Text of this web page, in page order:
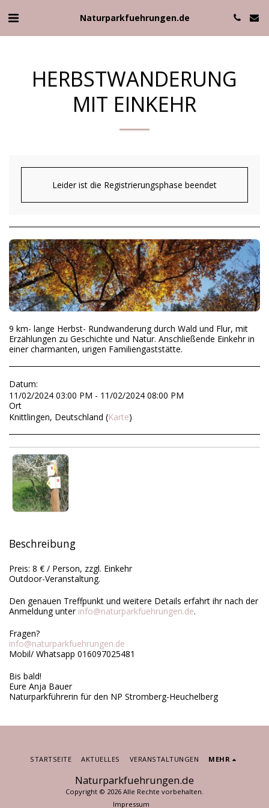
Naturparkfuehrungen.de
HERBSTWANDERUNG
MIT EINKEHR
Leider ist die Registrierungsphase beendet
9 km- lange Herbst- Rundwanderung durch Wald und Flur, mit
Erzählungen zu Geschichte und Natur. Anschließende Einkehr in
einer charmanten, urigen Familiengaststätte.
Datum:
11/02/2024 03:00 PM - 11/02/2024 08:00 PM
Ort
Knittlingen, Deutschland (Karte)
Beschreibung
Preis: 8 € / Person, zzgl. Einkehr
Outdoor-Veranstaltung.
Den genauen Treffpunkt und weitere Details erfahrt ihr nach der
Anmeldung unter info@naturparkfuehrungen.de.
Fragen?
info@naturparkfuehrungen.de
Mobil/ Whatsapp 016097025481
Bis bald!
Eure Anja Bauer
Naturparkführerin für den NP Stromberg-Heuchelberg
Naturparkfuehrungen.de
Copyright © 2026 Alle Rechte vorbehalten.
Impressum
STARTSEITE AKTUELLES VERANSTALTUNGEN MEHR